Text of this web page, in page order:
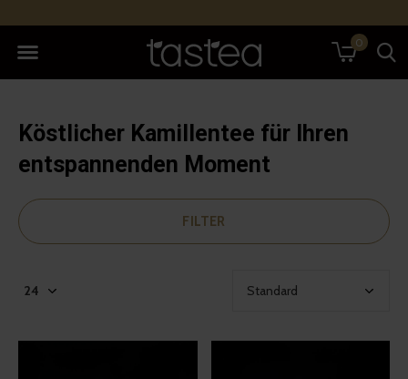
0
Köstlicher Kamillentee für Ihren
entspannenden Moment
FILTER